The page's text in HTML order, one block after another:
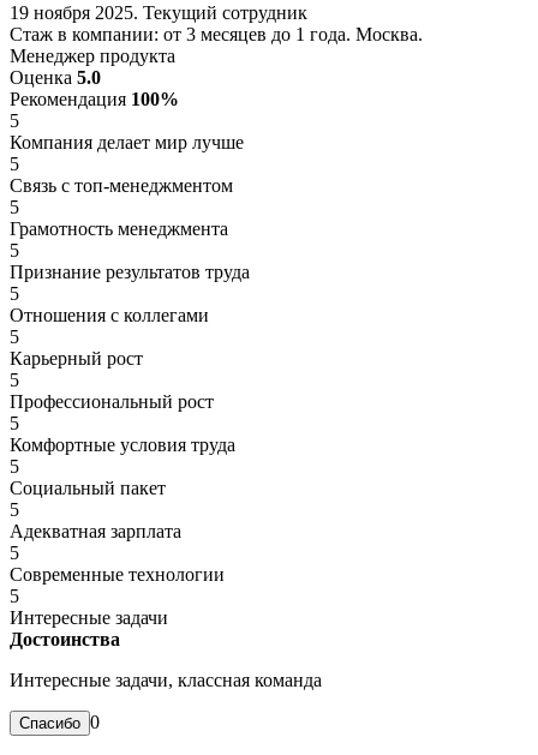
19 ноября 2025. Текущий сотрудник
Стаж в компании: от 3 месяцев до 1 года. Москва.
Менеджер продукта
Оценка 5.0
Рекомендация 100%
5
Компания делает мир лучше
5
Связь с топ-менеджментом
5
Грамотность менеджмента
5
Признание результатов труда
5
Отношения с коллегами
5
Карьерный рост
5
Профессиональный рост
5
Комфортные условия труда
5
Социальный пакет
5
Адекватная зарплата
5
Современные технологии
5
Интересные задачи
Достоинства
Интересные задачи, классная команда
0